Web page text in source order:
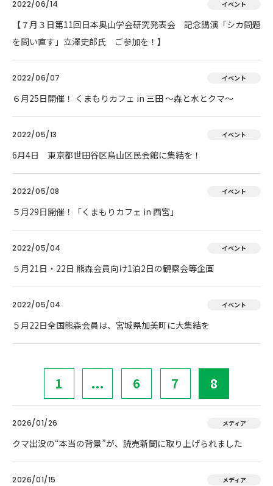
2022/06/14 イベント
【７月３日第11回日本奥山学会研究発表会 記念講演「シカ問題
を問い直す」立澤史郎氏 ご参加を！】
2022/06/07 イベント
６月25日開催！ くまもりカフェ in 三田 ～森と水とクマ～
2022/05/13 イベント
6月4日 東京都世田谷区烏山区民会館に集結を！
2022/05/08 イベント
５月29日開催！「くまもりカフェ in 西宮」
2022/05/04 イベント
５月21日・22日 熊森会員向け1泊2日の観察会等企画
2022/05/04 イベント
５月22日全国熊森会員は、宮城県加美町に大集結を
1 ... 6 7 8
2026/01/26 メディア
クマ出没の“本当の背景”が、読売新聞に取り上げられました
2026/01/15 メディア